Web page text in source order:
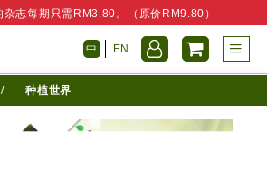
志每期只需RM3.80。（原价RM9.80）
中 EN
/ 种植世界